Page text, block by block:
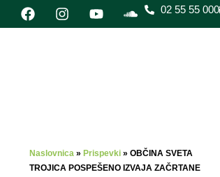
02 55 55 000
Naslovnica » Prispevki » OBČINA SVETA
TROJICA POSPEŠENO IZVAJA ZAČRTANE